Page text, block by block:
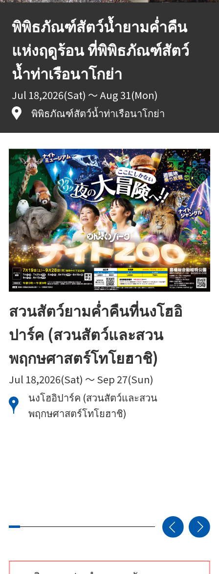
พิพิธภัณฑ์สัตว์น้ำยามค่ำคืน
แห่งฤดูร้อน ที่พิพิธภัณฑ์สัตว์
น้ำท่าเรือนาโกย่า
Jul 18,2026(Sat) ～ Aug 31(Mon)
พิพิธภัณฑ์สัตว์น้ำท่าเรือนาโกย่า
สวนสัตว์ยามค่ำคืนที่นงโฮอิ
ปาร์ค (สวนสัตว์และสวน
พฤกษศาสตร์โทโยฮาชิ)
Jul 18,2026(Sat) ～ Sep 27(Sun)
นงโฮอิปาร์ค (สวนสัตว์และสวน
พฤกษศาสตร์โทโยฮาชิ)